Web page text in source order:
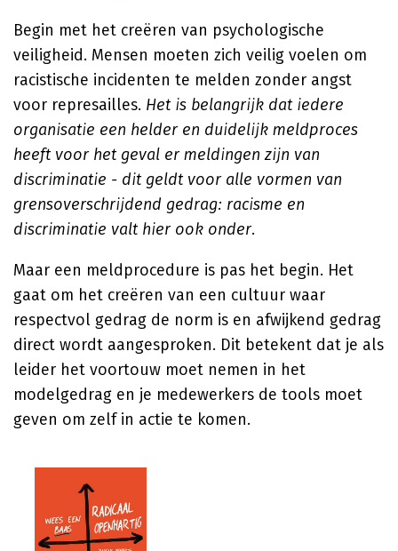
Begin met het creëren van psychologische
veiligheid. Mensen moeten zich veilig voelen om
racistische incidenten te melden zonder angst
voor represailles. Het is belangrijk dat iedere
organisatie een helder en duidelijk meldproces
heeft voor het geval er meldingen zijn van
discriminatie - dit geldt voor alle vormen van
grensoverschrijdend gedrag: racisme en
discriminatie valt hier ook onder.
Maar een meldprocedure is pas het begin. Het
gaat om het creëren van een cultuur waar
respectvol gedrag de norm is en afwijkend gedrag
direct wordt aangesproken. Dit betekent dat je als
leider het voortouw moet nemen in het
modelgedrag en je medewerkers de tools moet
geven om zelf in actie te komen.